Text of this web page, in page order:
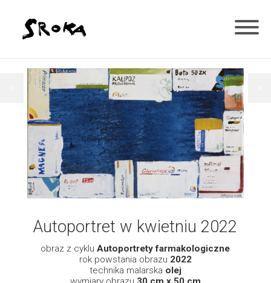
Autoportret w kwietniu 2022
obraz z cyklu Autoportrety farmakologiczne
rok powstania obrazu 2022
technika malarska olej